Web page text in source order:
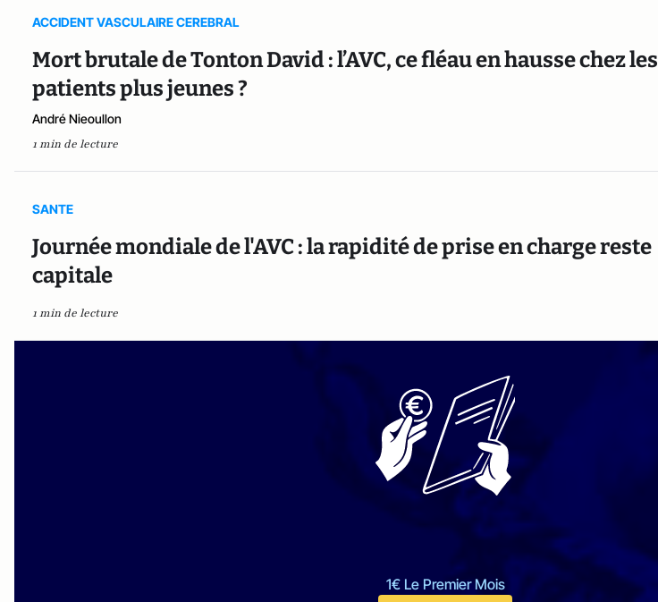
ACCIDENT VASCULAIRE CEREBRAL
Mort brutale de Tonton David : l’AVC, ce fléau en hausse chez les
patients plus jeunes ?
André Nieoullon
1 min de lecture
SANTE
Journée mondiale de l'AVC : la rapidité de prise en charge reste
capitale
1 min de lecture
1€ Le Premier Mois